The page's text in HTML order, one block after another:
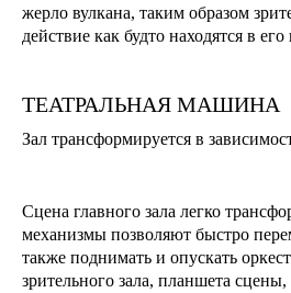
жерло вулкана, таким образом
действие как будто находятся в его
ТЕАТРАЛЬНАЯ МАШИНА
Зал трансформируется в
Сцена главного зала легко
механизмы позволяют быстро
также поднимать и опускать
зрительного зала, планшета